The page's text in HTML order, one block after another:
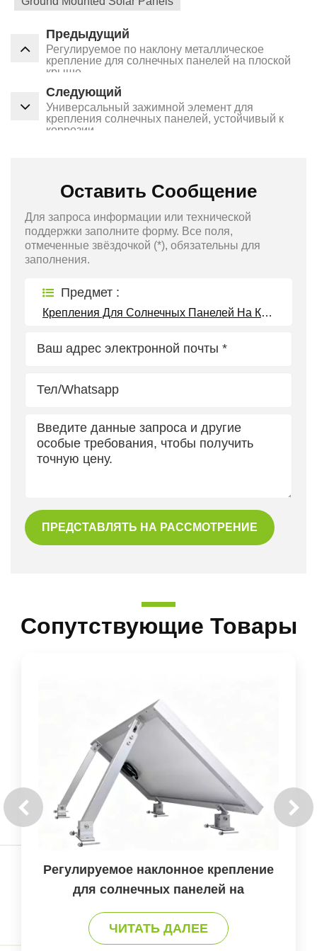
Предыдущий
Регулируемое по наклону металлическое
крепление для солнечных панелей на плоской
крыше
Следующий
Универсальный зажимной элемент для
крепления солнечных панелей, устойчивый к
коррозии.
Оставить Сообщение
Для запроса информации или технической
поддержки заполните форму. Все поля,
отмеченные звёздочкой (*), обязательны для
заполнения.
Предмет :
Крепления Для Солнечных Панелей На Крыше Для Всех Типов Крыш
ПРЕДСТАВЛЯТЬ НА РАССМОТРЕНИЕ
Сопутствующие Товары
Аксессуары для крепления
солнечных панелей на всех типах
крыш
ЧИТАТЬ ДАЛЕЕ